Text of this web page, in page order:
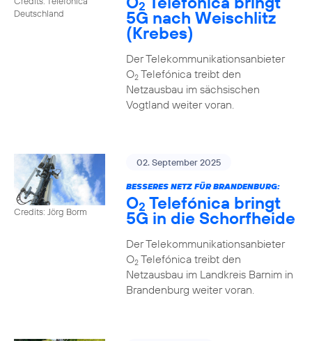
Deutschland
2
5G nach Weischlitz
(Krebes)
Der Telekommunikationsanbieter
O2Telefónica treibt den
Netzausbau im sächsischen
Vogtland weiter voran.
Credits: Jörg Borm
02. September 2025
BESSERES NETZ FÜR BRANDENBURG:
O2 Telefónica bringt
5G in die Schorfheide
Der Telekommunikationsanbieter
O2Telefónica treibt den
Netzausbau im Landkreis Barnim in
Brandenburg weiter voran.